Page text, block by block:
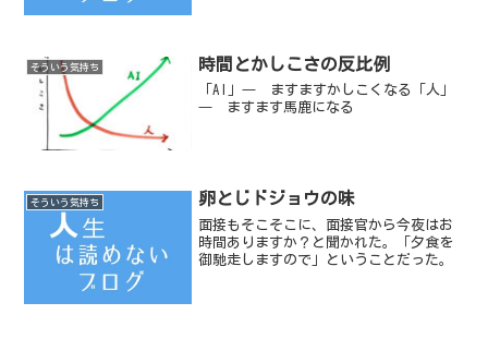
そういう気持ち 時間とかしこさの反比例
「AI」― ますますかしこくなる「人」
― ますます馬鹿になる
そういう気持ち 卵とじドジョウの味
面接もそこそこに、面接官から今夜はお
時間ありますか？と聞かれた。「夕食を
御馳走しますので」ということだった。